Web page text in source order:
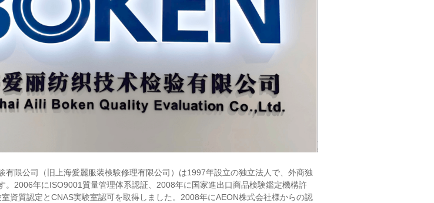
有限公司（旧上海愛麗服装検験修理有限公司）は1997年設立の独立法人で、外商独
。2006年にISO9001質量管理体系認証、2008年に国家進出口商品検験鑑定機構許
資質認定とCNAS実験室認可を取得しました。2008年にAEON株式会社様からの認